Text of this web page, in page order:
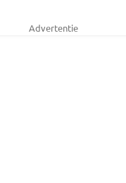
Advertentie